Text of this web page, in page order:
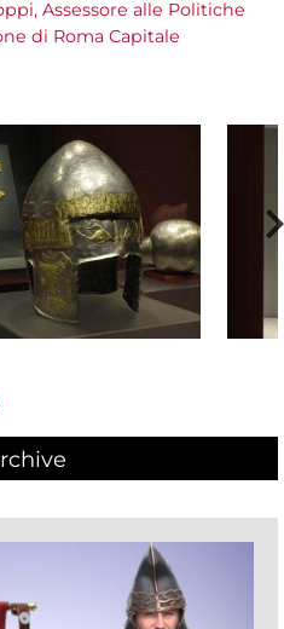
Assessore alle Politiche
di Roma Capitale